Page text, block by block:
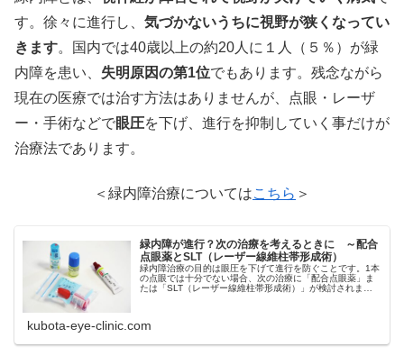
す。徐々に進行し、 気づかないうちに視野が狭くなってい
きます。国内では40歳以上の約20人に１人（５％）が緑
内障を患い、 失明原因の第1位でもあります。残念ながら
現在の医療では治す方法はありませんが、点眼・レーザ
ー・手術などで眼圧を下げ、進行を抑制していく事だけが
治療法であります。
＜緑内障治療についてはこちら ＞
緑内障が進行？次の治療を考えるときに ～配合
点眼薬とSLT（レーザー線維柱帯形成術）
緑内障治療の目的は眼圧を下げて進行を防ぐことです。1本
の点眼では十分でない場合、次の治療に「配合点眼薬」ま
たは「SLT（レーザー線維柱帯形成術）」が検討されま
kubota-eye-clinic.com